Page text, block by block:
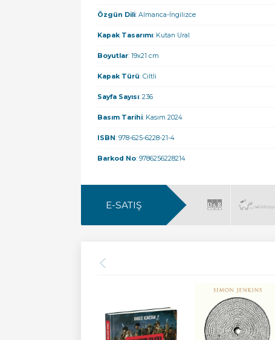
Özgün Dili: Almanca-İngilizce
Kapak Tasarımı: Kutan Ural
Boyutlar: 19x21 cm
Kapak Türü: Ciltli
Sayfa Sayısı: 236
Basım Tarihi: Kasım 2024
ISBN: 978-625-6228-21-4
Barkod No: 9786256228214
E-SATIŞ